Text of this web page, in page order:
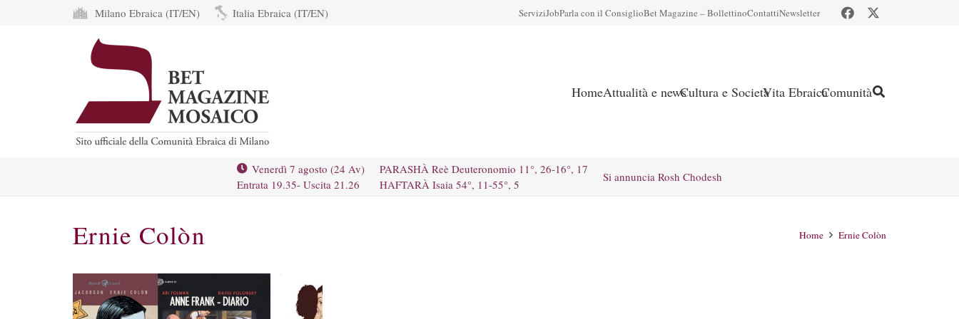
Milano Ebraica (IT/EN) Italia Ebraica (IT/EN) ServiziJobParla con il ConsiglioBet Magazine – BollettinoContattiNewsletter
HomeAttualità e newsCultura e SocietàVita EbraicaComunità
Venerdì 7 agosto (24 Av)
Entrata 19.35- Uscita 21.26
PARASHÀ Reè Deuteronomio 11°, 26-16°, 17
HAFTARÀ Isaia 54°, 11-55°, 5
Si annuncia Rosh Chodesh
Ernie Colòn Home Ernie Colòn